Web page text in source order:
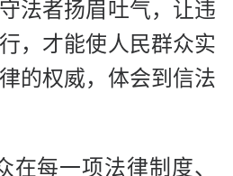
法者扬眉吐气，让违
，才能使人民群众实
的权威，体会到信法
在每一项法律制度、